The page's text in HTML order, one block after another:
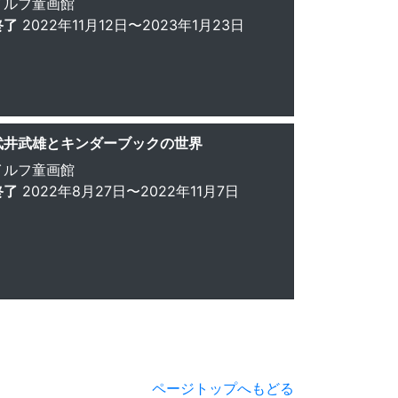
ルフ童画館
了 2022年11月12日〜2023年1月23日
井武雄とキンダーブックの世界
ルフ童画館
了 2022年8月27日〜2022年11月7日
ページトップへもどる